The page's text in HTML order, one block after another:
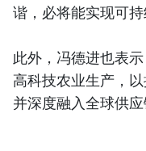
谐，必将能实现可持
此外，冯德进也表
高科技农业生产，
并深度融入全球供应